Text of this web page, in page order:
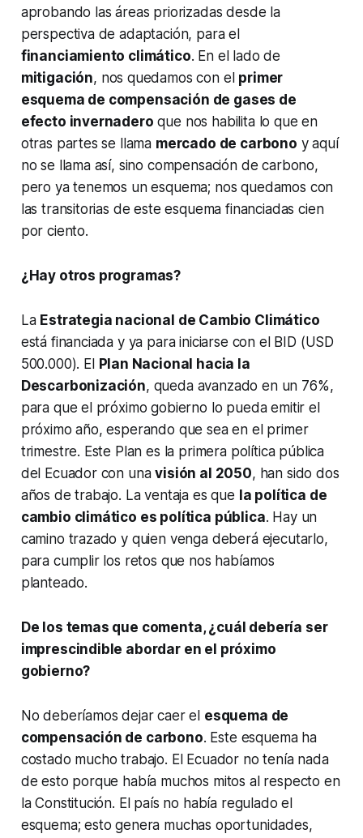
aprobando las áreas priorizadas desde la
perspectiva de adaptación, para el
financiamiento climático. En el lado de
mitigación, nos quedamos con el primer
esquema de compensación de gases de
efecto invernadero que nos habilita lo que en
otras partes se llama mercado de carbono y aquí
no se llama así, sino compensación de carbono,
pero ya tenemos un esquema; nos quedamos con
las transitorias de este esquema financiadas cien
por ciento.
¿Hay otros programas?
La Estrategia nacional de Cambio Climático
está financiada y ya para iniciarse con el BID (USD
500.000). El Plan Nacional hacia la
Descarbonización, queda avanzado en un 76%,
para que el próximo gobierno lo pueda emitir el
próximo año, esperando que sea en el primer
trimestre. Este Plan es la primera política pública
del Ecuador con unavisión al 2050, han sido dos
años de trabajo. La ventaja es que la política de
cambio climático es política pública. Hay un
camino trazado y quien venga deberá ejecutarlo,
para cumplir los retos que nos habíamos
planteado.
De los temas que comenta, ¿cuál debería ser
imprescindible abordar en el próximo
gobierno?
No deberíamos dejar caer el esquema de
compensación de carbono. Este esquema ha
costado mucho trabajo. El Ecuador no tenía nada
de esto porque había muchos mitos al respecto en
la Constitución. El país no había regulado el
esquema; esto genera muchas oportunidades,